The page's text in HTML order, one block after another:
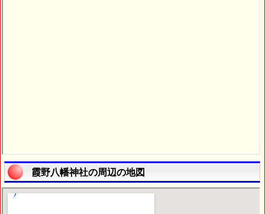
霞野八幡神社の周辺の地図